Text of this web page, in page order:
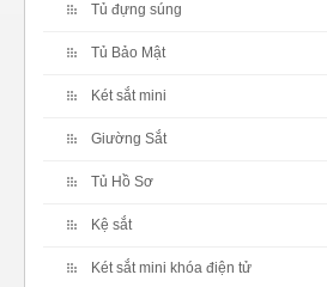
Tủ đựng súng
Tủ Bảo Mật
Két sắt mini
Giường Sắt
Tủ Hồ Sơ
Kệ sắt
Két sắt mini khóa điện tử